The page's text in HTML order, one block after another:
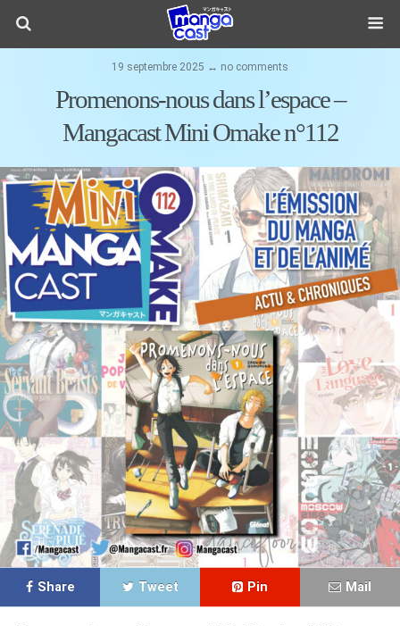
19 septembre 2025 ↔ no comments
Promenons-nous dans l’espace –
Mangacast Mini Omake n°112
Share Tweet Pin Mail